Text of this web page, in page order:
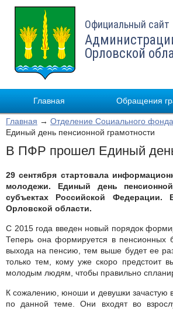
Официальный сайт
Орловской
Главная Обращения
Главная → Отделение Социального
Единый день пенсионной грамотности
В ПФР прошел Единый
29 сентября стартовала
молодежи. Единый день
субъектах Российской
Орловской области.
С 2015 года введен новый порядок
Теперь она формируется в пенсионных
выхода на пенсию, тем выше будет ее
только тем, кому уже скоро предстоит
молодым людям, чтобы правильно
К сожалению, юноши и девушки зачастую
по данной теме. Они входят во